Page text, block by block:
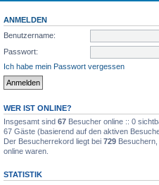
ANMELDEN
Benutzername:
Passwort:
Ich habe mein Passwort vergessen
WER IST ONLINE?
Insgesamt sind 67 Besucher online :: 0
67 Gäste (basierend auf den aktiven
Der Besucherrekord liegt bei 729 Besuchern,
online waren.
STATISTIK